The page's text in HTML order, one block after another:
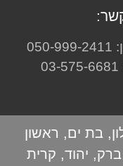
, בת ים, ראשון
ברק, יהוד, קרית